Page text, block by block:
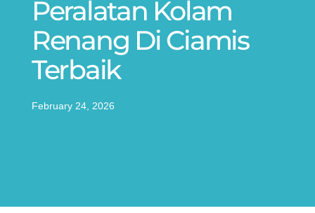
Peralatan Kolam
Renang Di Ciamis
Terbaik
February 24, 2026